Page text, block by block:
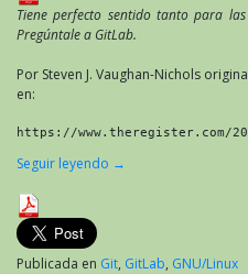
Tiene perfecto sentido tanto para
Pregúntale a GitLab.
Por Steven J. Vaughan-Nichols
en:
https://www.theregister.com/
Seguir leyendo →
Publicada en Git, GitLab, GNU/Linux